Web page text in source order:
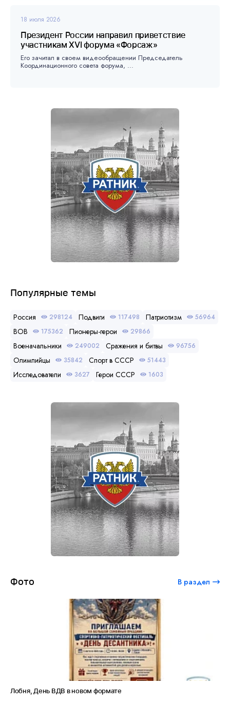
18 июля 2026
Президент России направил приветствие
участникам XVI форума «Форсаж»
Его зачитал в своем видеообращении Председатель
Координационного совета форума, ...
Популярные темы
Россия 298124 Подвиги 117498 Патриотизм 56964
ВОВ 175362 Пионеры-герои 29866
Военачальники 249002 Сражения и битвы 96756
Олимпийцы 35842 Спорт в СССР 51443
Исследователи 3627 Герои СССР 1603
Фото В раздел
Лобня, День ВДВ в новом формате